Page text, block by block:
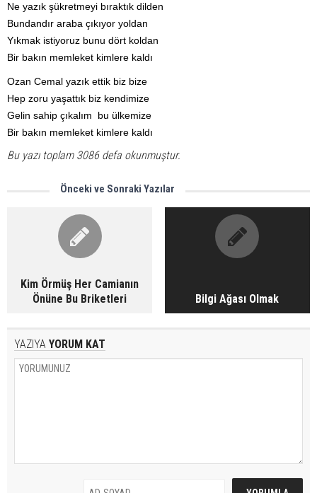
Ne yazık şükretmeyi bıraktık dilden
Bundandır araba çıkıyor yoldan
Yıkmak istiyoruz bunu dört koldan
Bir bakın memleket kimlere kaldı
Ozan Cemal yazık ettik biz bize
Hep zoru yaşattık biz kendimize
Gelin sahip çıkalım bu ülkemize
Bir bakın memleket kimlere kaldı
Bu yazı toplam 3086 defa okunmuştur.
Önceki ve Sonraki Yazılar
Kim Örmüş Her Camianın
Önüne Bu Briketleri
Bilgi Ağası Olmak
YAZIYA YORUM KAT